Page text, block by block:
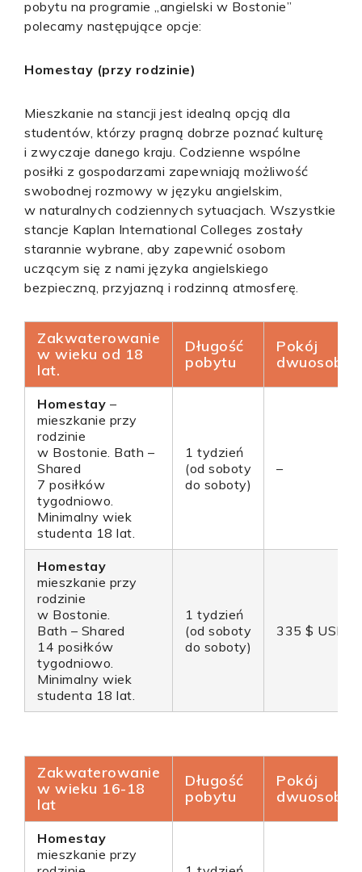
pobytu na programie „angielski w Bostonie”
polecamy następujące opcje:
Homestay (przy rodzinie)
Mieszkanie na stancji jest idealną opcją dla
studentów, którzy pragną dobrze poznać kulturę
i zwyczaje danego kraju. Codzienne wspólne
posiłki z gospodarzami zapewniają możliwość
swobodnej rozmowy w języku angielskim,
w naturalnych codziennych sytuacjach. Wszystkie
stancje Kaplan International Colleges zostały
starannie wybrane, aby zapewnić osobom
uczącym się z nami języka angielskiego
bezpieczną, przyjazną i rodzinną atmosferę.
Zakwaterowanie
w wieku od 18
lat.
Długość
pobytu
Pokój
Homestay –
mieszkanie przy
rodzinie
w Bostonie. Bath –
Shared
7 posiłków
tygodniowo.
Minimalny wiek
studenta 18 lat.
1 tydzień
(od soboty
do soboty)
–
Homestay
mieszkanie przy
rodzinie
w Bostonie.
Bath – Shared
14 posiłków
tygodniowo.
Minimalny wiek
studenta 18 lat.
1 tydzień
(od soboty
do soboty)
335 $ USD
Zakwaterowanie
w wieku 16-18
lat
Długość
pobytu
Pokój
Homestay
mieszkanie przy